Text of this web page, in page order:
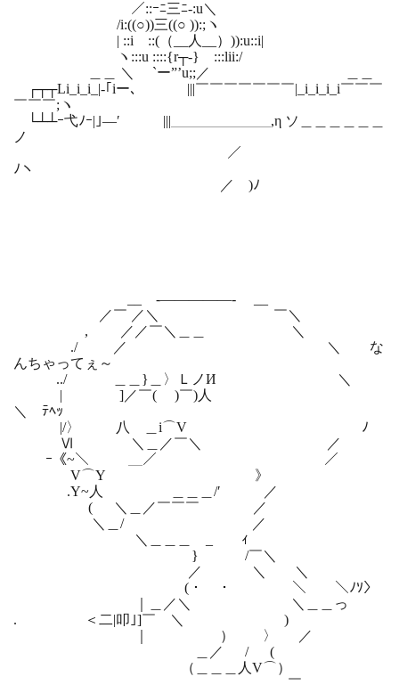
／::ｰﾆ三ﾆ‐:u＼
/i:((○))三((○ )):;ヽ
| ::i ::(（__人__）)):u::i|
ヽ:::u ::::{r┬-} :::lii:/
＿＿ ＼ `ー”’u;;／ ＿＿
┌┬┬Li_i_i_|-｢iー､ |||￣￣￣￣￣￣￣|_i_i_i_i￣￣￣
￣￣￣;ヽ
└┴┴ｰ弋ﾉｰ|｣―′ |||＿＿＿＿＿＿＿,η ソ＿＿＿＿＿＿
ノ
／
ﾉヽ ￣
／ )ﾉ
__ -―――――- __
／￣ ／＼ ￣＼
, ／／￣＼＿＿ ＼
./ ／ ＼ な
んちゃってぇ～
../ ＿＿}＿〉ＬノИ ＼
| ]／￣( )￣)人
＼ ﾃﾍｯ
|/〉 八 ＿i⌒V ﾉ
Ⅵ ＼＿／￣＼ ／
ｰ《~＼ ＿／ ／
V⌒Y 》
.Y~人 ＿＿＿/′ ／
( ＼＿／￣￣￣ ／
＼＿/ ／
＼＿＿＿ _ ｨ
} /￣＼
／ ＼ ＼
(・ ・ ＼ ＼ﾉｿ〉
｜＿／＼ ＼＿＿っ
. ＜二|叩｣]￣ ＼ )
｜ ） 〉 ／
＿／ / (
（＿＿＿人V⌒）
￣